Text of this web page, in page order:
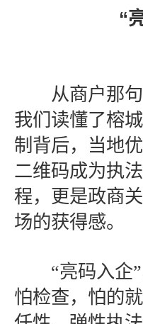
“
从商户那句“
我们读懂了榕
制背后，当地
二维码成为执
程，更是政商
场的获得感。
“亮码入企”
怕检查，怕的